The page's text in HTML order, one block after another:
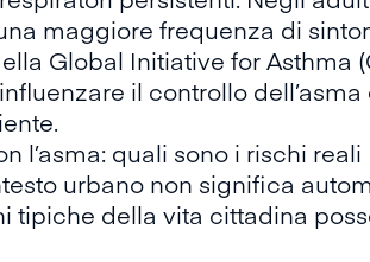
maggiore frequenza di
Global Initiative for Asthma
il controllo
l’asma: quali sono i rischi reali
urbano non significa
tipiche della vita cittadina